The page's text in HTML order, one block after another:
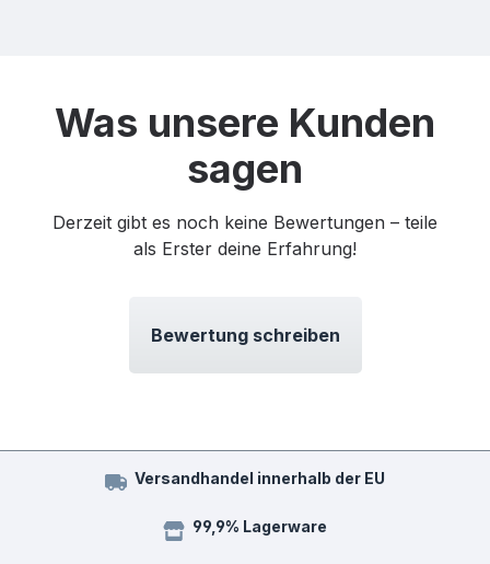
Was unsere Kunden
sagen
Derzeit gibt es noch keine Bewertungen – teile
als Erster deine Erfahrung!
Bewertung schreiben
Versandhandel innerhalb der EU
99,9% Lagerware